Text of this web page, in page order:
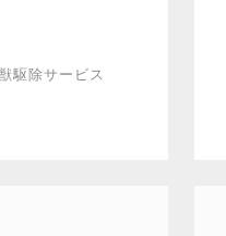
駆除サービス